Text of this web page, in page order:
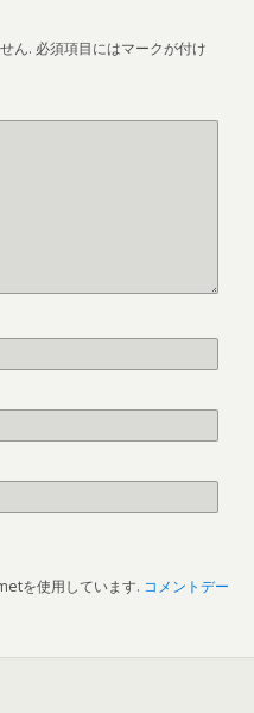
ん. 必須項目にはマークが付け
を使用しています. コメントデー